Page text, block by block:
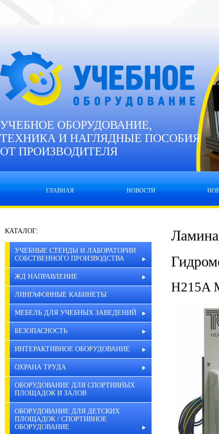
УЧЕБНОЕ ОБОРУДОВАНИЕ,
ТЕХНИКА И НАГЛЯДНЫЕ ПОСОБИЯ
ОТ ПРОИЗВОДИТЕЛЯ
ГЛАВНАЯ НОВОСТИ
КАТАЛОГ:
УЧЕБНЫЕ СТЕНДЫ И ЛАБОРАТОРИИ
СОБСТВЕННОГО ПРОИЗВОДСТВА
ЖД НАПРАВЛЕНИЕ
ЛИНГАФОННЫЕ КАБИНЕТЫ
МЕБЕЛЬ ДЛЯ УЧЕБНЫХ ЗАВЕДЕНИЙ
БЕЗОПАСНОСТЬ
ИНТЕРАКТИВНОЕ ОБОРУДОВАНИЕ
ОХРАНА ТРУДА
ОБОРУДОВАНИЕ ДЛЯ СПОРТИВНЫХ
ПЛОЩАДОК И ЗАЛОВ
ОБОРУДОВАНИЕ ДЛЯ ДЕТСКИХ
ПЛОЩАДОК / СПОРТИВНОЕ
ОБОРУДОВАНИЕ
H215A